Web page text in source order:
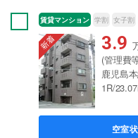
賃貸マンション 学割 女子割
3.9
(管理費
鹿児島
1R/
空室